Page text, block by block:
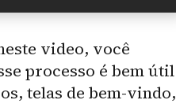
video, você
processo é bem útil
telas de bem-vindo,